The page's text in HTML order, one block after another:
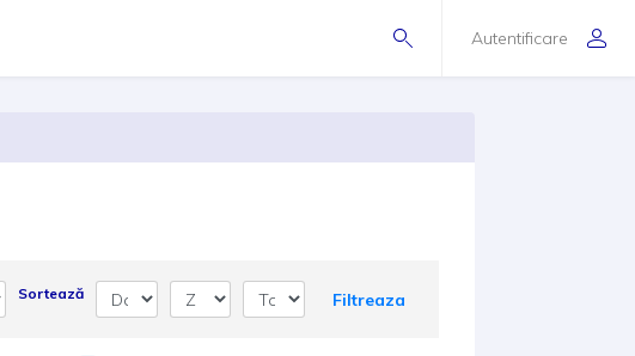
Autentificare
Sortează Filtreaza